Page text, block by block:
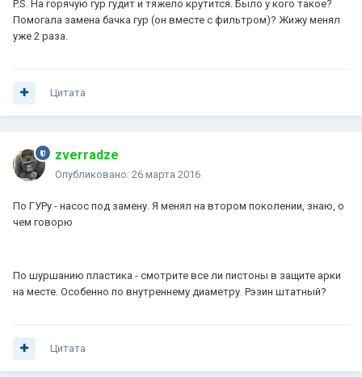
P.S. На горячую гур гудит и тяжело крутится. Было у кого такое?
Помогала замена бачка гур (он вместе с фильтром)? Жижу менял
уже 2 раза.
Цитата
zverradze
Опубликовано: 26 марта 2016
По ГУРу - насос под замену. Я менял на втором поколении, знаю, о
чем говорю
По шуршанию пластика - смотрите все ли пистоны в защите арки
на месте. Особенно по внутреннему диаметру. Рэзин штатный?
Цитата